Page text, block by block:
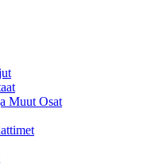
Muut Osat